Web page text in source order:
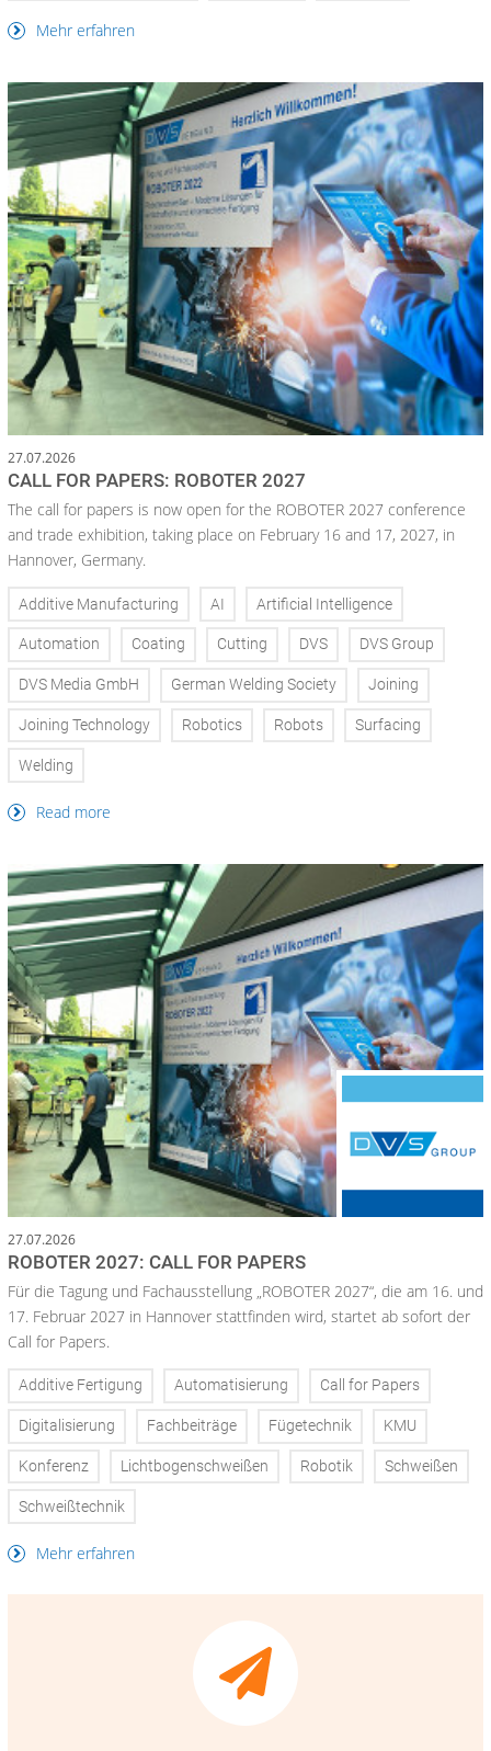
Mehr erfahren
27.07.2026
CALL FOR PAPERS: ROBOTER 2027
The call for papers is now open for the ROBOTER 2027 conference
and trade exhibition, taking place on February 16 and 17, 2027, in
Hannover, Germany.
Additive Manufacturing AI Artificial Intelligence
Automation Coating Cutting DVS DVS Group
DVS Media GmbH German Welding Society Joining
Joining Technology Robotics Robots Surfacing
Welding
Read more
27.07.2026
ROBOTER 2027: CALL FOR PAPERS
Für die Tagung und Fachausstellung „ROBOTER 2027“, die am 16. und
17. Februar 2027 in Hannover stattfinden wird, startet ab sofort der
Call for Papers.
Additive Fertigung Automatisierung Call for Papers
Digitalisierung Fachbeiträge Fügetechnik KMU
Konferenz Lichtbogenschweißen Robotik Schweißen
Schweißtechnik
Mehr erfahren